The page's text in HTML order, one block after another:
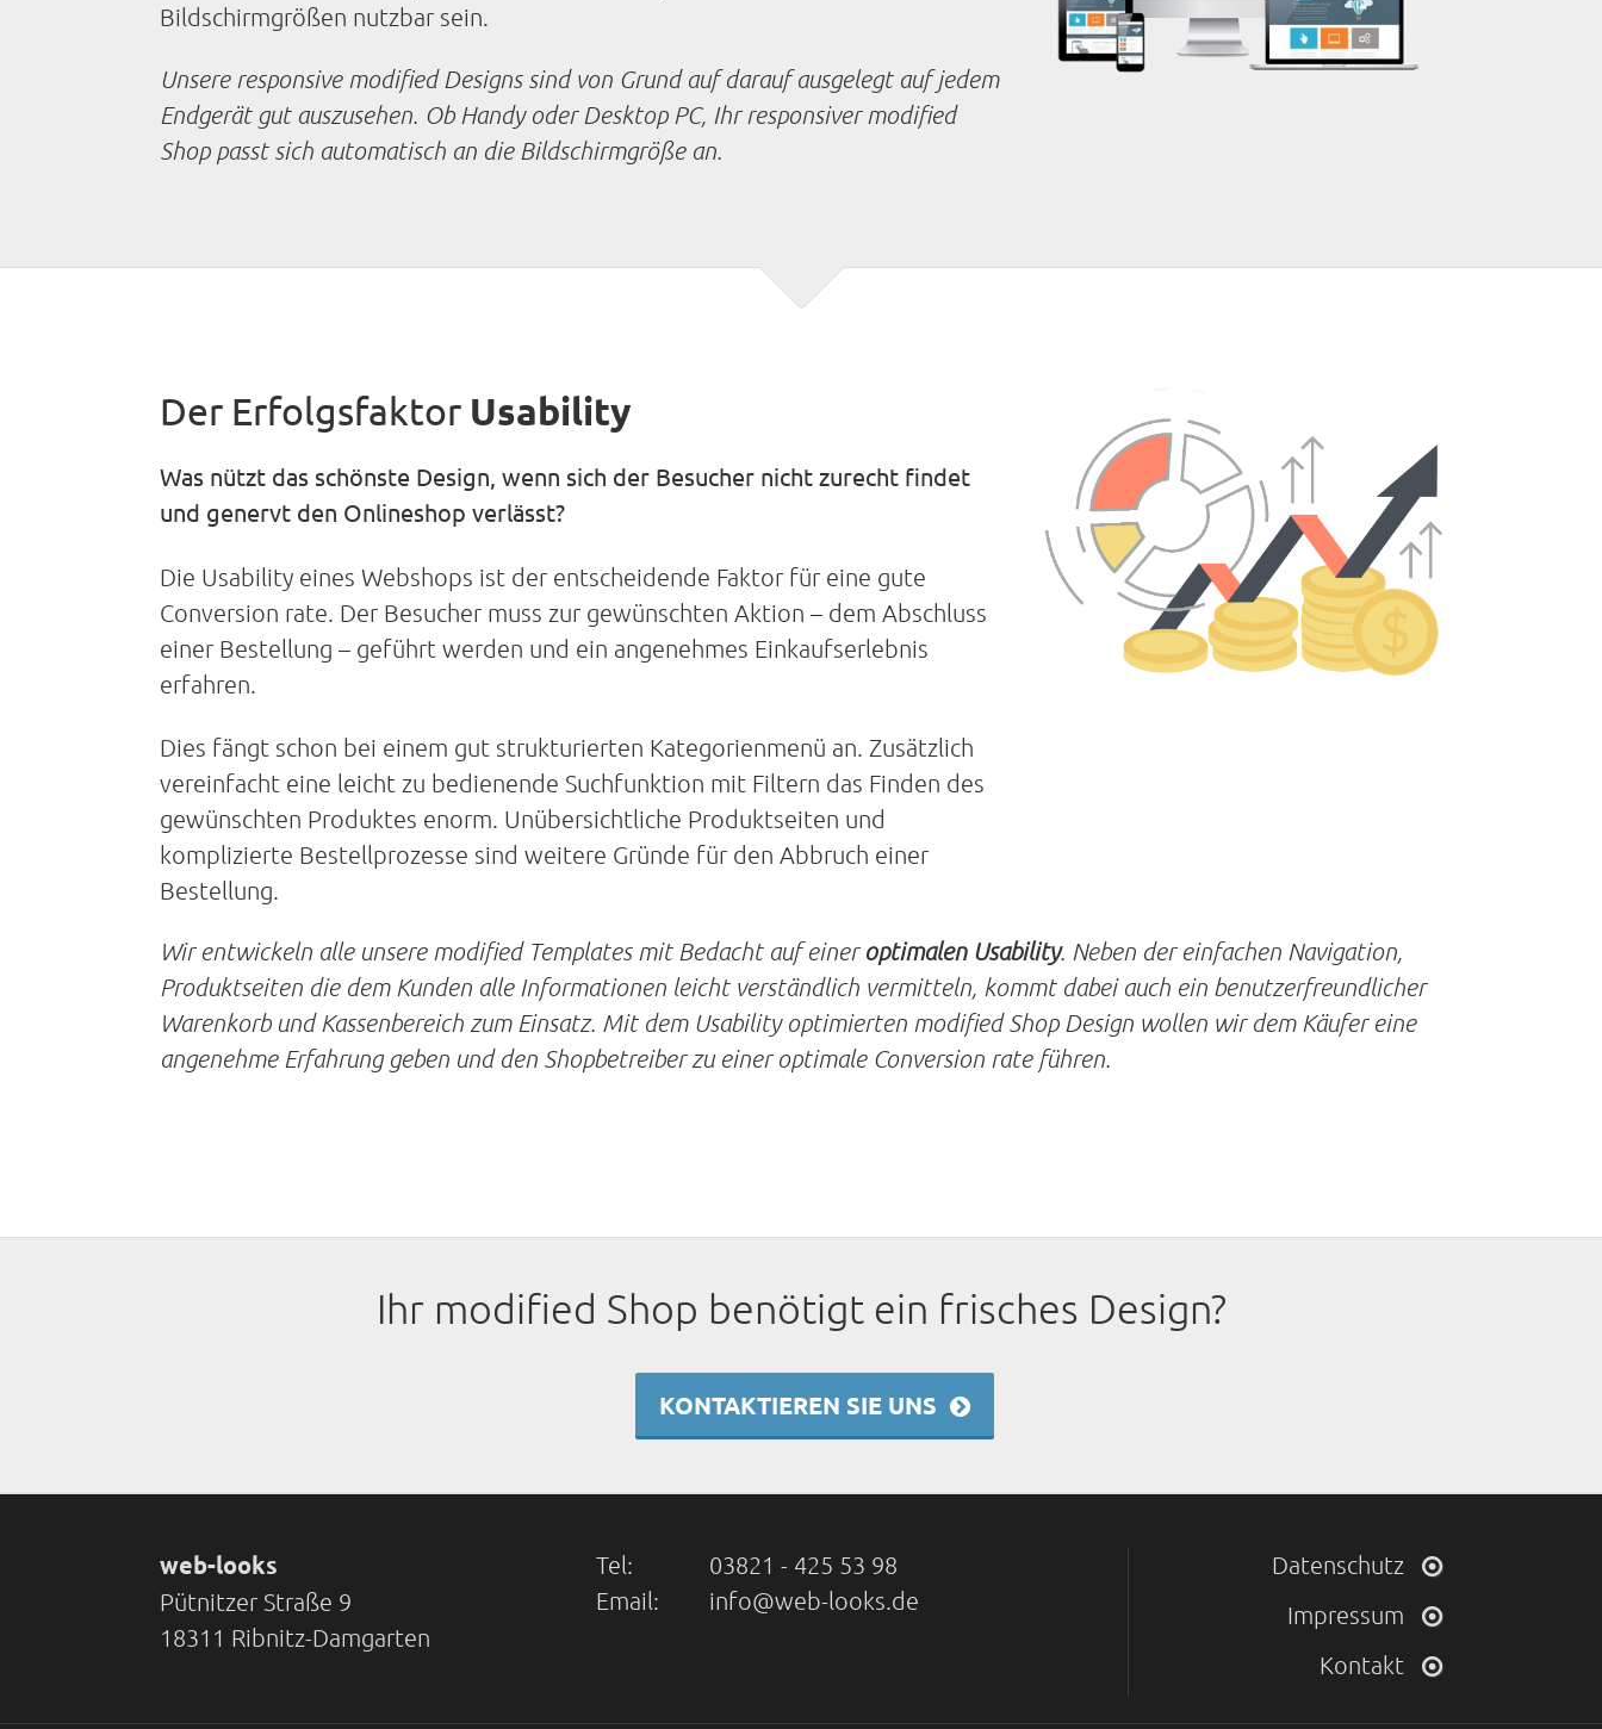
Bildschirmgrößen nutzbar sein.
Unsere responsive modified Designs sind von Grund auf darauf ausgelegt auf jedem
Endgerät gut auszusehen. Ob Handy oder Desktop PC, Ihr responsiver modified
Shop passt sich automatisch an die Bildschirmgröße an.
Der Erfolgsfaktor Usability
Was nützt das schönste Design, wenn sich der Besucher nicht zurecht findet
und genervt den Onlineshop verlässt?
Die Usability eines Webshops ist der entscheidende Faktor für eine gute
Conversion rate. Der Besucher muss zur gewünschten Aktion – dem Abschluss
einer Bestellung – geführt werden und ein angenehmes Einkaufserlebnis
erfahren.
Dies fängt schon bei einem gut strukturierten Kategorienmenü an. Zusätzlich
vereinfacht eine leicht zu bedienende Suchfunktion mit Filtern das Finden des
gewünschten Produktes enorm. Unübersichtliche Produktseiten und
komplizierte Bestellprozesse sind weitere Gründe für den Abbruch einer
Bestellung.
Wir entwickeln alle unsere modified Templates mit Bedacht auf einer optimalen Usability. Neben der einfachen Navigation,
Produktseiten die dem Kunden alle Informationen leicht verständlich vermitteln, kommt dabei auch ein benutzerfreundlicher
Warenkorb und Kassenbereich zum Einsatz. Mit dem Usability optimierten modified Shop Design wollen wir dem Käufer eine
angenehme Erfahrung geben und den Shopbetreiber zu einer optimale Conversion rate führen.
Ihr modified Shop benötigt ein frisches Design?
KONTAKTIEREN SIE UNS
web-looks
Pütnitzer Straße 9
18311 Ribnitz-Damgarten
Tel:
03821 - 425 53 98
Email:
info@web-looks.de
Datenschutz
Impressum
Kontakt